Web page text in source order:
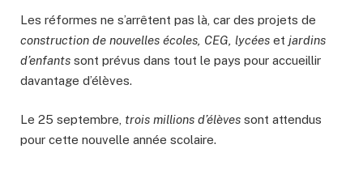
Les réformes ne s’arrêtent pas là, car des projets de
construction de nouvelles écoles, CEG, lycées et jardins
d’enfants sont prévus dans tout le pays pour accueillir
davantage d’élèves.
Le 25 septembre, trois millions d’élèves sont attendus
pour cette nouvelle année scolaire.